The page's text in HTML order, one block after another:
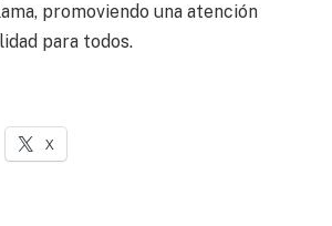
promoviendo una atención
para todos.
X